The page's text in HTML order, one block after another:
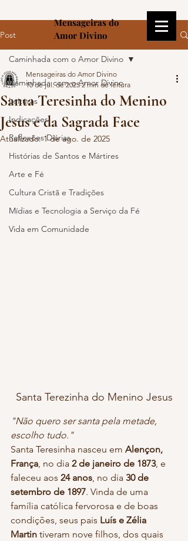
Mensageiras do
Amor Divino
Post
Caminhada com o Amor Divino
Leituras
Indicações
Reflexões Diárias
Histórias de Santos e Mártires
Arte e Fé
Cultura Cristã e Tradições
Mídias e Tecnologia a Serviço da Fé
Vida em Comunidade
Caminhada com o Amor Divino
Santa Teresinha do Menino
Jesus e da Sagrada Face
Mensageiras do Amor Divino
10 de jul. de 2025 2 min de leitura
Atualizado:1 de ago. de 2025
Santa Terezinha do Menino Jesus
"Não quero ser santa pela metade,
escolho tudo."
Santa Teresinha nasceu em Alençon,
França, no dia 2 de janeiro de 1873, e
faleceu aos 24 anos, no dia 30 de
setembro de 1897. Vinda de uma
família católica fervorosa e de boas
condições, seus pais Luís e Zélia
Martin tiveram nove filhos, dos quais